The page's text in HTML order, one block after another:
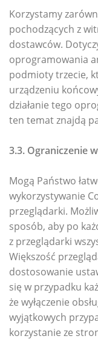
Korzystamy
pochodzących z
dostawców.
oprogramowania
podmioty trzecie,
urządzeniu
działanie tego
ten temat znajdą
3.3. Ograniczenie
Mogą Państwo
wykorzystywanie
przeglądarki.
sposób, aby po
z przeglądarki
Większość
dostosowanie
się w przypadku
że wyłączenie
wyjątkowych
korzystanie ze